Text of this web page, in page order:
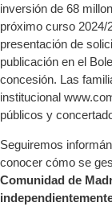
inversión de 68
próximo curso 2024/
presentación de
publicación en el
concesión. Las
institucional
públicos y
Seguiremos
conocer cómo se
Comunidad de